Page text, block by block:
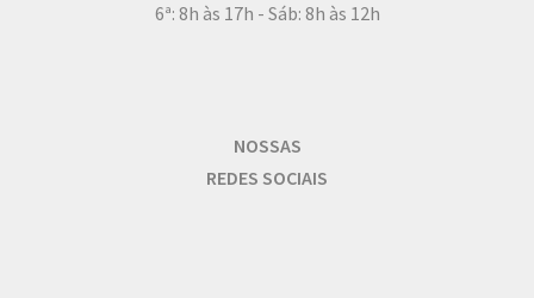
6ª: 8h às 17h - Sáb: 8h às 12h
NOSSAS
REDES SOCIAIS